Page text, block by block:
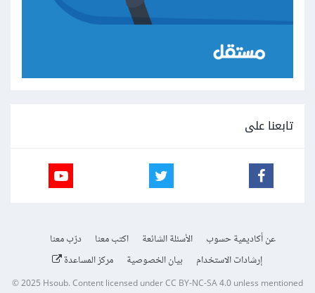
تابعنا على
عن أكاديمية حسوب الأسئلة الشائعة اكتب معنا
درّب معنا
إرشادات الاستخدام
بيان الخصوصية مركز المساعدة
© 2025Hsoub.Content licensed underCC BY-NC-SA 4.0unless mentioned